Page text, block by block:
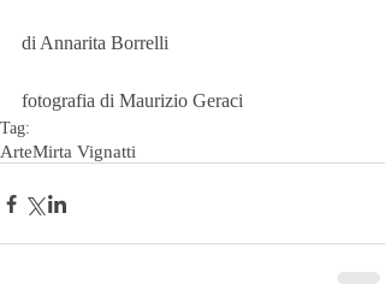
di Annarita Borrelli
fotografia di Maurizio Geraci
Tag:
ArteMirta Vignatti